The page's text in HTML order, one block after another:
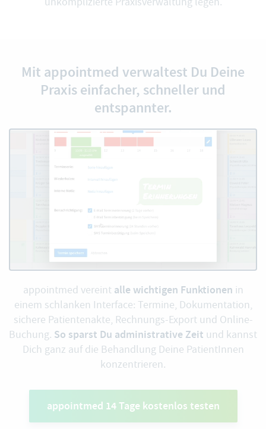
Mit appointmed verwaltest Du Deine
Praxis einfacher, schneller und
entspannter.
appointmed vereint alle wichtigen Funktionen in
einem schlanken Interface: Termine, Dokumentation,
sichere Patientenakte, Rechnungs-Export und Online-
Buchung. So sparst Du administrative Zeit und kannst
Dich ganz auf die Behandlung Deine PatientInnen
konzentrieren.
appointmed 14 Tage kostenlos testen